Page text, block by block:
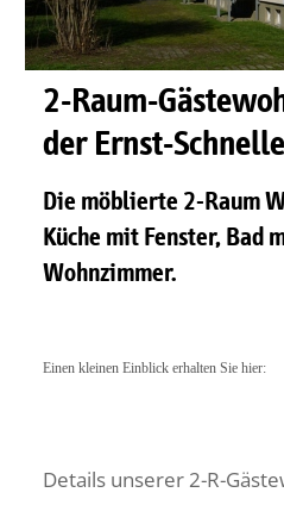
2-Raum-
der Ernst-
Die möblierte 2-Raum
Küche mit Fenster, Bad
Wohnzimmer.
Einen kleinen Einblick erhalten Sie hier:
Details unserer 2-R-